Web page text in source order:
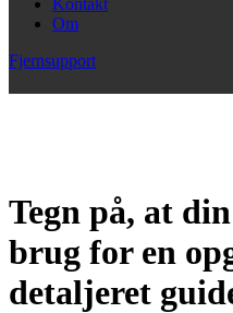
Kontakt
Om
Fjernsupport
Tegn på, at
brug for en
detaljeret